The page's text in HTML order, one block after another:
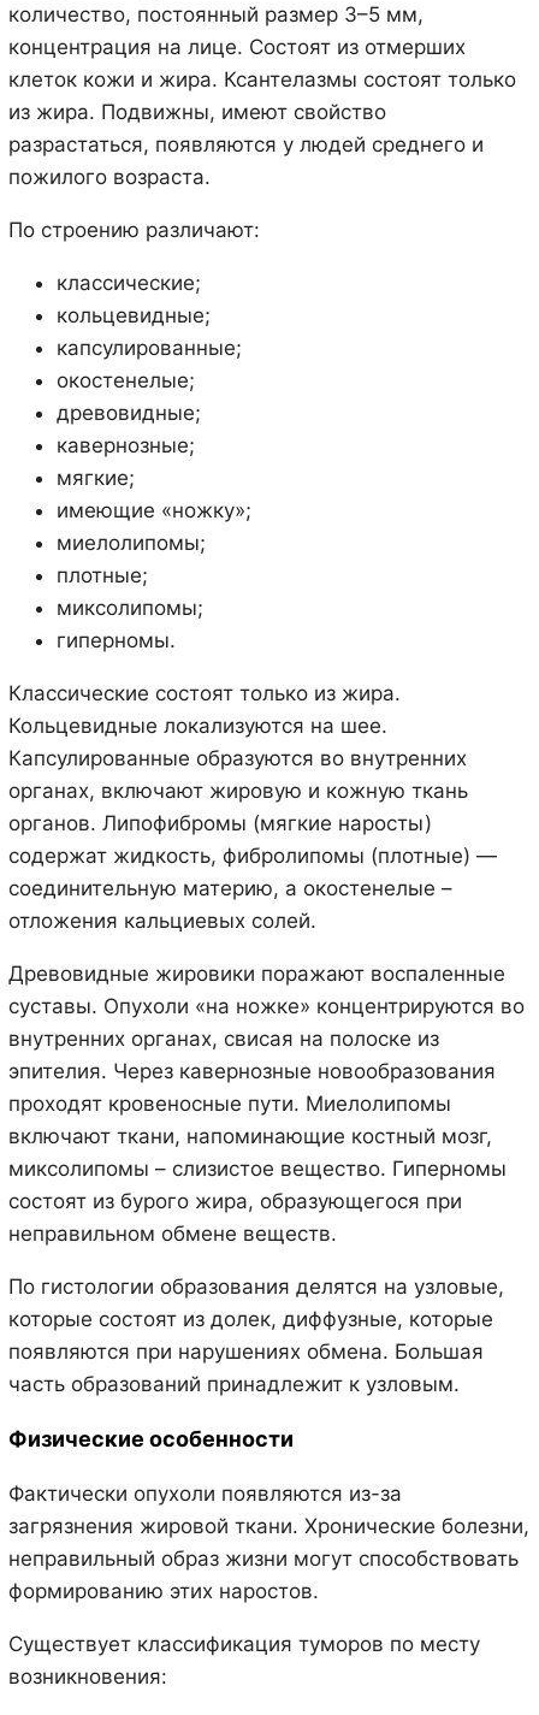
количество, постоянный размер 3–5 мм,
концентрация на лице. Состоят из отмерших
клеток кожи и жира. Ксантелазмы состоят только
из жира. Подвижны, имеют свойство
разрастаться, появляются у людей среднего и
пожилого возраста.
По строению различают:
классические;
кольцевидные;
капсулированные;
окостенелые;
древовидные;
кавернозные;
мягкие;
имеющие «ножку»;
миелолипомы;
плотные;
миксолипомы;
гиперномы.
Классические состоят только из жира.
Кольцевидные локализуются на шее.
Капсулированные образуются во внутренних
органах, включают жировую и кожную ткань
органов. Липофибромы (мягкие наросты)
содержат жидкость, фибролипомы (плотные) —
соединительную материю, а окостенелые –
отложения кальциевых солей.
Древовидные жировики поражают воспаленные
суставы. Опухоли «на ножке» концентрируются во
внутренних органах, свисая на полоске из
эпителия. Через кавернозные новообразования
проходят кровеносные пути. Миелолипомы
включают ткани, напоминающие костный мозг,
миксолипомы – слизистое вещество. Гиперномы
состоят из бурого жира, образующегося при
неправильном обмене веществ.
По гистологии образования делятся на узловые,
которые состоят из долек, диффузные, которые
появляются при нарушениях обмена. Большая
часть образований принадлежит к узловым.
Физические особенности
Фактически опухоли появляются из-за
загрязнения жировой ткани. Хронические болезни,
неправильный образ жизни могут способствовать
формированию этих наростов.
Существует классификация туморов по месту
возникновения: